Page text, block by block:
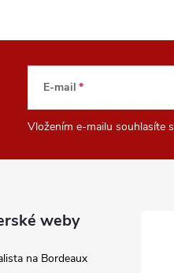
E-mail
Vložením e-mailu souhlasíte s
weby
na Bordeaux